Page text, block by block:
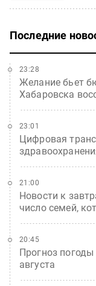
Последние
Желание бьет
Хабаровска
23:28
Цифровая
23:01
Новости к
число семей,
21:00
Прогноз
августа
20:45